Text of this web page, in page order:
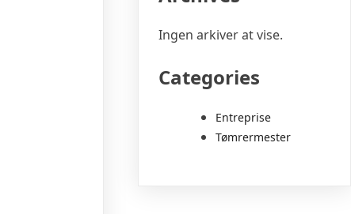
Ingen arkiver at vise.
Categories
Entreprise
Tømrermester